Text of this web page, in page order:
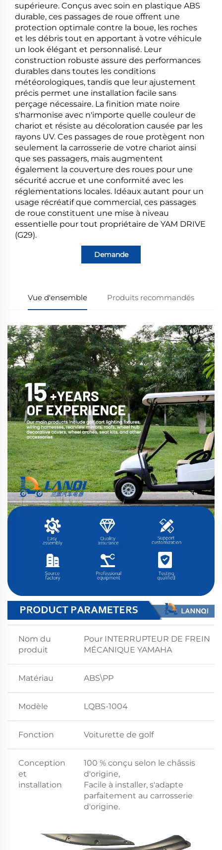
supérieure. Conçus avec soin en plastique ABS
durable, ces passages de roue offrent une
protection optimale contre la boue, les roches
et les débris tout en apportant à votre véhicule
un look élégant et personnalisé. Leur
construction robuste assure des performances
durables dans toutes les conditions
météorologiques, tandis que leur ajustement
précis permet une installation facile sans
perçage nécessaire. La finition mate noire
s'harmonise avec n'importe quelle couleur de
chariot et résiste au décoloration causée par les
rayons UV. Ces passages de roue protègent non
seulement la carrosserie de votre chariot ainsi
que ses passagers, mais augmentent
également la couverture des roues pour une
sécurité accrue et une conformité avec les
réglementations locales. Idéaux autant pour un
usage récréatif que commercial, ces passages
de roue constituent une mise à niveau
essentielle pour tout propriétaire de YAM DRIVE
(G29).
Demande
Vue d'ensemble Produits recommandés
Nom du
produit
Pour INTERRUPTEUR DE FREIN
MÉCANIQUE YAMAHA
Matériau ABS\PP
Modèle LQBS-1004
Fonction Voiturette de golf
Conception
et
installation
100 % conçu selon le châssis
d'origine,
Facile à installer, s'adapte
parfaitement au carrosserie
d'origine.